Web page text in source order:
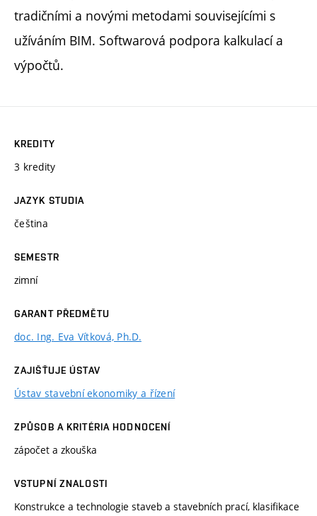
tradičními a novými metodami souvisejícími s
užíváním BIM. Softwarová podpora kalkulací a
výpočtů.
KREDITY
3 kredity
JAZYK STUDIA
čeština
SEMESTR
zimní
GARANT PŘEDMĚTU
doc. Ing. Eva Vítková, Ph.D.
ZAJIŠŤUJE ÚSTAV
Ústav stavební ekonomiky a řízení
ZPŮSOB A KRITÉRIA HODNOCENÍ
zápočet a zkouška
VSTUPNÍ ZNALOSTI
Konstrukce a technologie staveb a stavebních prací, klasifikace